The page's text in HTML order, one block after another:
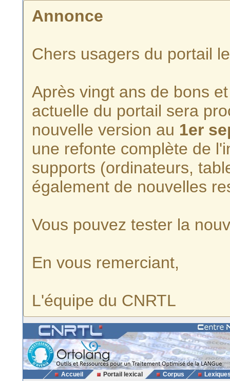
Annonce
Chers usagers du portail
Après vingt ans de bons
actuelle du portail sera
nouvelle version au 1er
une refonte complète de
supports (ordinateurs,
également de nouvelles
Vous pouvez tester la
En vous remerciant,
L'équipe du CNRTL
Accueil Portail lexical Corpus